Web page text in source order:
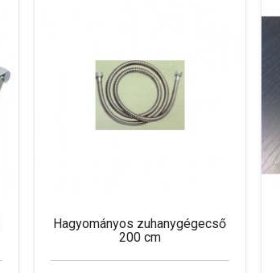
Hagyományos zuhanygégecső
200 cm